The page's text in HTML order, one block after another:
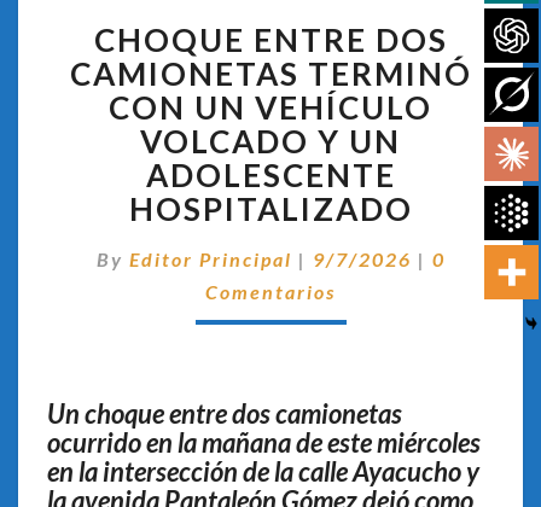
ENTRE
DOS
CAMIONETAS
TERMINÓ
CON
UN
VEHÍCULO
VOLCADO
ADOLESCENTE
HOSPITALIZADO
CHOQUE ENTRE DOS
CAMIONETAS TERMINÓ
CON UN VEHÍCULO
VOLCADO Y UN
ADOLESCENTE
HOSPITALIZADO
By Editor Principal | 9/7/2026 | 0
Comentarios
Un choque entre dos camionetas
ocurrido en la mañana de este miércoles
en la intersección de la calle Ayacucho y
la avenida Pantaleón Gómez dejó como